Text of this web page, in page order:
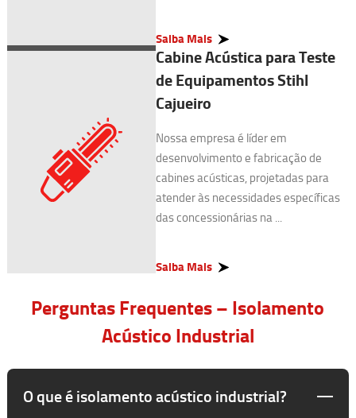
Saiba Mais
Cabine Acústica para Teste
de Equipamentos Stihl
Cajueiro
Nossa empresa é líder em
desenvolvimento e fabricação de
cabines acústicas, projetadas para
atender às necessidades específicas
das concessionárias na ...
Saiba Mais
Perguntas Frequentes – Isolamento
Acústico Industrial
O que é isolamento acústico industrial?